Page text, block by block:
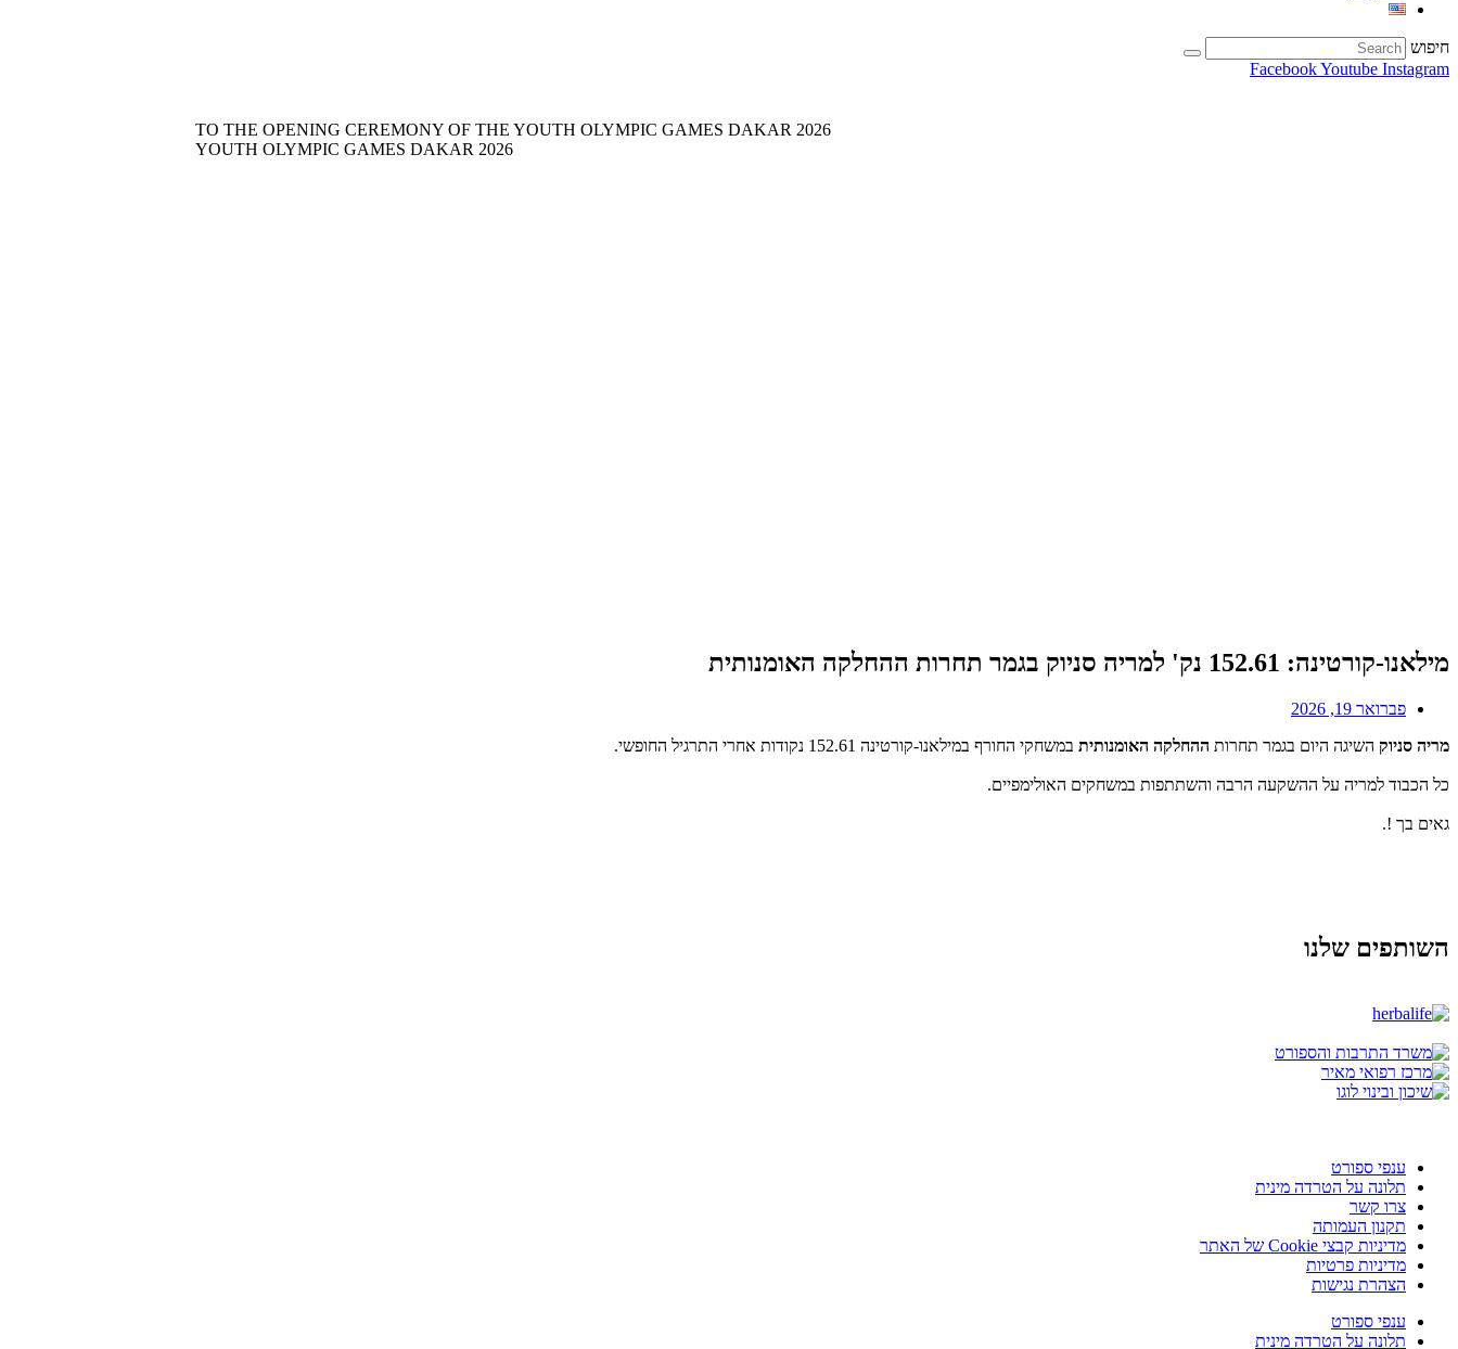
חיפוש
FacebookYoutube Instagram
מילאנו-קורטינה: 152.61 נק' למריה סניוק בגמר תחרות ההחלקה האומנותית
פברואר 19, 2026
מריה סניוק השיגה היום בגמר תחרות ההחלקה האומנותית במשחקי החורף במילאנו-קורטינה 152.61 נקודות אחרי התרגיל החופשי.
כל הכבוד למריה על ההשקעה הרבה והשתתפות במשחקים האולימפיים.
גאים בך !.
השותפים שלנו
ענפי ספורט
תלונה על הטרדה מינית
צרו קשר
תקנון העמותה
מדיניות קבצי Cookie של האתר
מדיניות פרטיות
הצהרת נגישות
ענפי ספורט
תלונה על הטרדה מינית